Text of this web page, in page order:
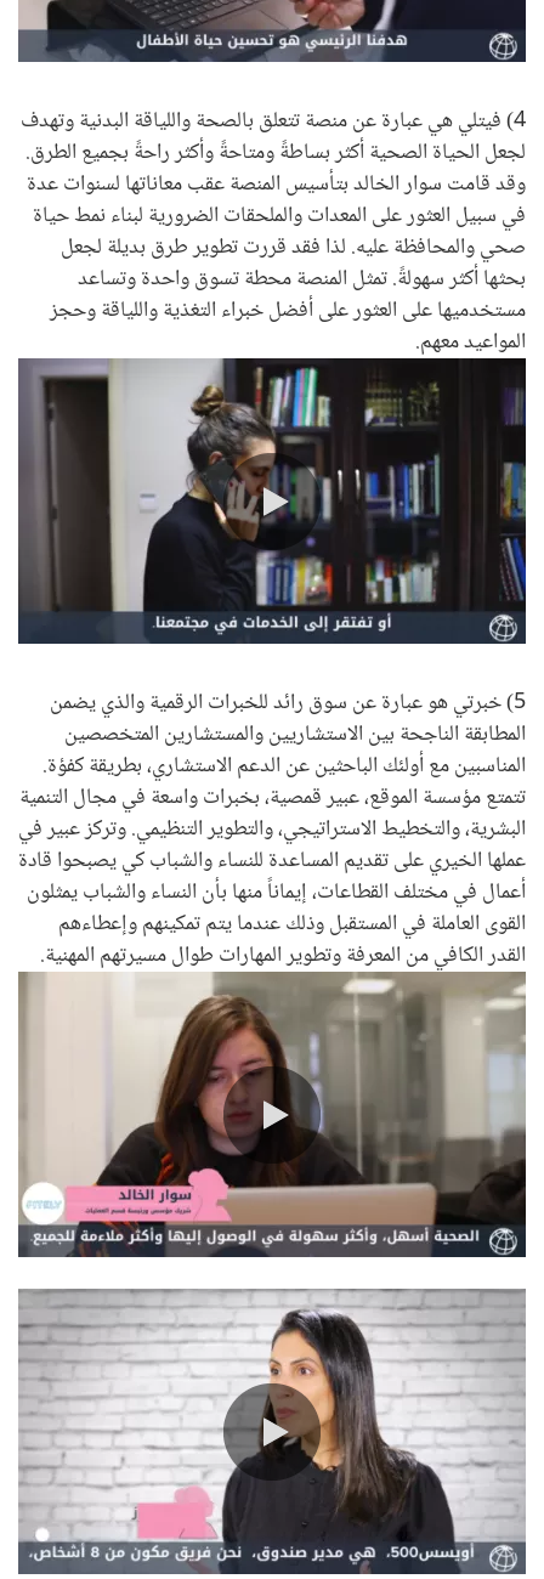
4) فيتلي هي عبارة عن منصة تتعلق بالصحة واللياقة البدنية وتهدف
لجعل الحياة الصحية أكثر بساطةً ومتاحةً وأكثر راحةً بجميع الطرق.
وقد قامت سوار الخالد بتأسيس المنصة عقب معاناتها لسنوات عدة
في سبيل العثور على المعدات والملحقات الضرورية لبناء نمط حياة
صحي والمحافظة عليه. لذا فقد قررت تطوير طرق بديلة لجعل
بحثها أكثر سهولةً. تمثل المنصة محطة تسوق واحدة وتساعد
مستخدميها على العثور على أفضل خبراء التغذية واللياقة وحجز
المواعيد معهم.
0:00 / 0:57
5) خبرتي هو عبارة عن سوق رائد للخبرات الرقمية والذي يضمن
المطابقة الناجحة بين الاستشاريين والمستشارين المتخصصين
المناسبين مع أولئك الباحثين عن الدعم الاستشاري، بطريقة كفؤة.
تتمتع مؤسسة الموقع، عبير قمصية، بخبرات واسعة في مجال التنمية
البشرية، والتخطيط الاستراتيجي، والتطوير التنظيمي. وتركز عبير في
عملها الخيري على تقديم المساعدة للنساء والشباب كي يصبحوا قادة
أعمال في مختلف القطاعات، إيماناً منها بأن النساء والشباب يمثلون
القوى العاملة في المستقبل وذلك عندما يتم تمكينهم وإعطاءهم
القدر الكافي من المعرفة وتطوير المهارات طوال مسيرتهم المهنية.
0:00 / 0:59
0:00 / 0:59